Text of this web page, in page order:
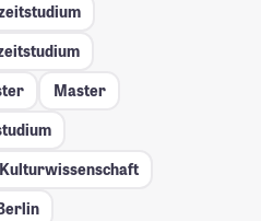
Master
Kulturwissenschaft